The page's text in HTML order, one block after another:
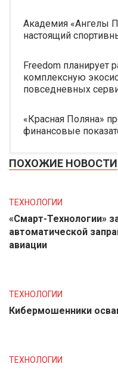
Академия «Ангелы
настоящий
Freedom планирует
комплексную
повседневных
«Красная Поляна»
финансовые
ПОХОЖИЕ НОВОСТИ
ТЕХНОЛОГИИ
«Смарт-Технологии»
автоматической
авиации
ТЕХНОЛОГИИ
Кибермошенники
ТЕХНОЛОГИИ